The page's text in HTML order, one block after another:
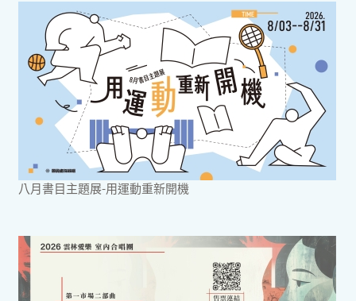
八月書目主題展-用運動重新開機